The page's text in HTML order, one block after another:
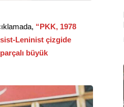
“PKK, 1978
Leninist çizgide
büyük